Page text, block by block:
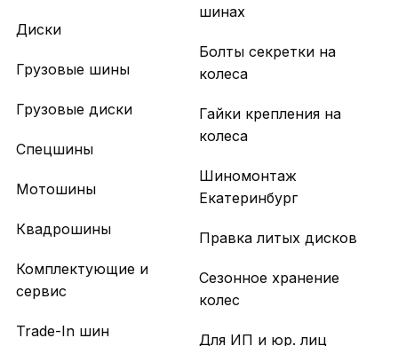
Диски
Грузовые шины
Грузовые диски
Спецшины
Мотошины
Квадрошины
Комплектующие и
сервис
Trade-In шин
шинах
Болты секретки на
колеса
Гайки крепления на
колеса
Шиномонтаж
Екатеринбург
Правка литых дисков
Сезонное хранение
колес
Для ИП и юр. лиц